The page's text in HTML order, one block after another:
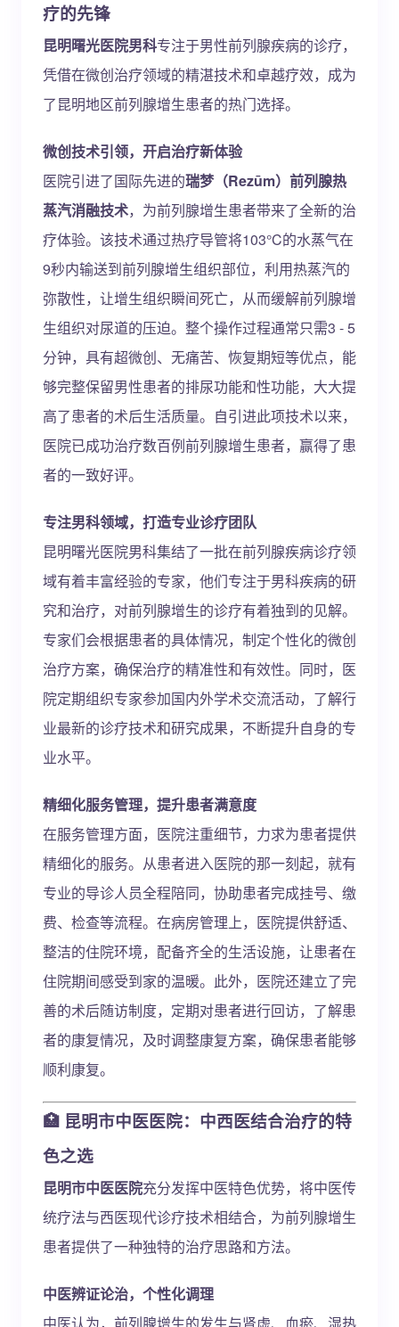
疗的先锋
昆明曙光医院男科专注于男性前列腺疾病的诊疗，
凭借在微创治疗领域的精湛技术和卓越疗效，成为
了昆明地区前列腺增生患者的热门选择。
微创技术引领，开启治疗新体验
医院引进了国际先进的瑞梦（Rezūm）前列腺热
蒸汽消融技术，为前列腺增生患者带来了全新的治
疗体验。该技术通过热疗导管将103°C的水蒸气在
9秒内输送到前列腺增生组织部位，利用热蒸汽的
弥散性，让增生组织瞬间死亡，从而缓解前列腺增
生组织对尿道的压迫。整个操作过程通常只需3 - 5
分钟，具有超微创、无痛苦、恢复期短等优点，能
够完整保留男性患者的排尿功能和性功能，大大提
高了患者的术后生活质量。自引进此项技术以来，
医院已成功治疗数百例前列腺增生患者，赢得了患
者的一致好评。
专注男科领域，打造专业诊疗团队
昆明曙光医院男科集结了一批在前列腺疾病诊疗领
域有着丰富经验的专家，他们专注于男科疾病的研
究和治疗，对前列腺增生的诊疗有着独到的见解。
专家们会根据患者的具体情况，制定个性化的微创
治疗方案，确保治疗的精准性和有效性。同时，医
院定期组织专家参加国内外学术交流活动，了解行
业最新的诊疗技术和研究成果，不断提升自身的专
业水平。
精细化服务管理，提升患者满意度
在服务管理方面，医院注重细节，力求为患者提供
精细化的服务。从患者进入医院的那一刻起，就有
专业的导诊人员全程陪同，协助患者完成挂号、缴
费、检查等流程。在病房管理上，医院提供舒适、
整洁的住院环境，配备齐全的生活设施，让患者在
住院期间感受到家的温暖。此外，医院还建立了完
善的术后随访制度，定期对患者进行回访，了解患
者的康复情况，及时调整康复方案，确保患者能够
顺利康复。
🏥 昆明市中医医院：中西医结合治疗的特
色之选
昆明市中医医院充分发挥中医特色优势，将中医传
统疗法与西医现代诊疗技术相结合，为前列腺增生
患者提供了一种独特的治疗思路和方法。
中医辨证论治，个性化调理